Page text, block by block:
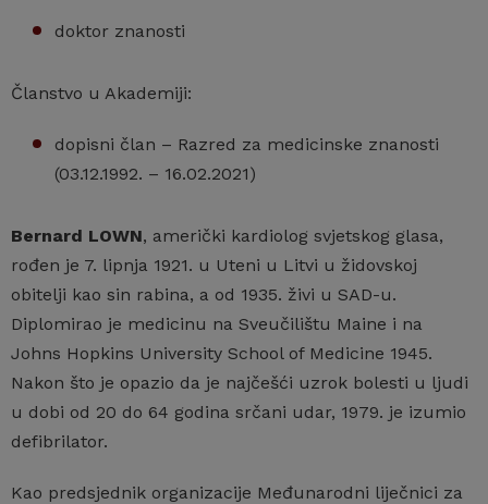
doktor znanosti
Članstvo u Akademiji:
dopisni član – Razred za medicinske znanosti
(03.12.1992. – 16.02.2021)
Bernard LOWN, američki kardiolog svjetskog glasa,
rođen je 7. lipnja 1921. u Uteni u Litvi u židovskoj
obitelji kao sin rabina, a od 1935. živi u SAD-u.
Diplomirao je medicinu na Sveučilištu Maine i na
Johns Hopkins University School of Medicine 1945.
Nakon što je opazio da je najčešći uzrok bolesti u ljudi
u dobi od 20 do 64 godina srčani udar, 1979. je izumio
defibrilator.
Kao predsjednik organizacije Međunarodni liječnici za